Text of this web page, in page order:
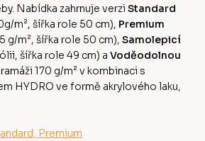
Nabídka zahrnuje verzi Standard
m², šířka role 50 cm), Premium
g/m², šířka role 50 cm), Samolepicí
šířka role 49 cm) a Voděodolnou
170 g/m² v kombinaci s
HYDRO ve formě akrylového laku,
Premium